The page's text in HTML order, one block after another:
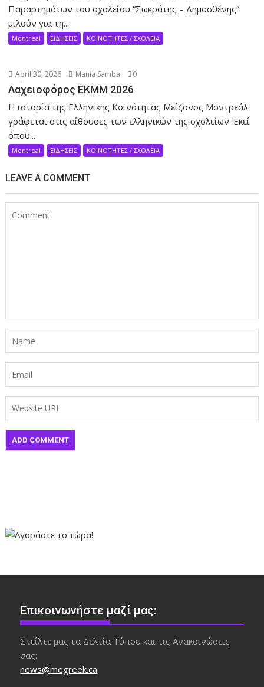
Παραρτημάτων του σχολείου “Σωκράτης – Δημοσθένης”
μιλούν για τη...
Montreal ΕΙΔΗΣΕΙΣ ΚΟΙΝΟΤΗΤΕΣ / ΣΧΟΛΕΙΑ
April 30, 2026 Mania Samba 0
Λαχειοφόρος ΕΚΜΜ 2026
Η ιστορία της Ελληνικής Κοινότητας Μείζονος Μοντρεάλ
γράφεται στις αίθουσες των ελληνικών της σχολείων. Eκεί
όπου...
Montreal ΕΙΔΗΣΕΙΣ ΚΟΙΝΟΤΗΤΕΣ / ΣΧΟΛΕΙΑ
LEAVE A COMMENT
Επικοινωνήστε μαζί μας:
Στείλτε μας τα Δελτία Τύπου και τις Ανακοινώσεις
σας:
news@megreek.ca